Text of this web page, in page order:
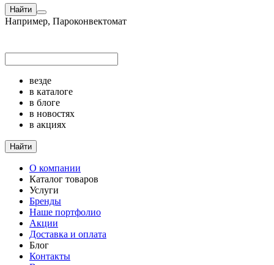
Найти
Например, Пароконвектомат
везде
в каталоге
в блоге
в новостях
в акциях
Найти
О компании
Каталог товаров
Услуги
Бренды
Наше портфолио
Акции
Доставка и оплата
Блог
Контакты